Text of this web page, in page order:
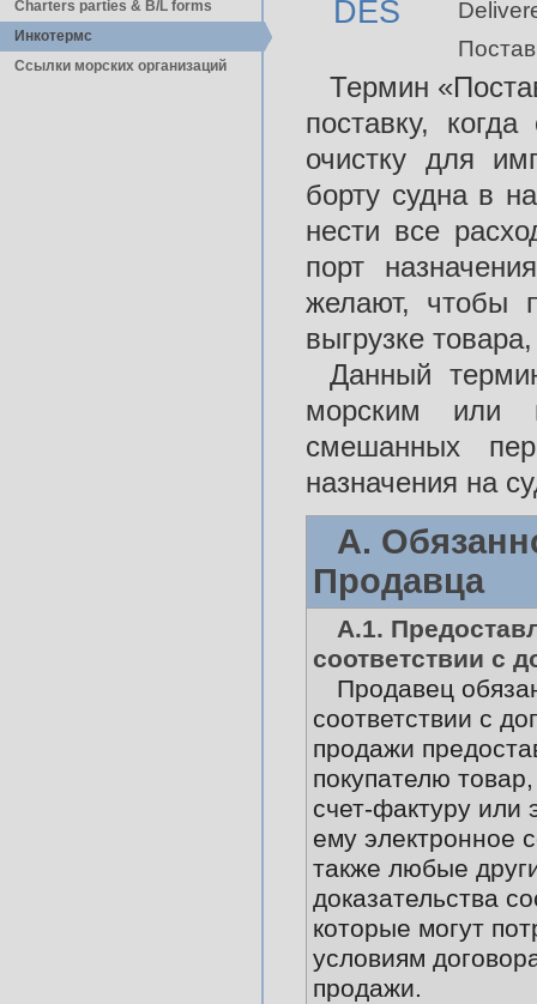
Charters parties & B/L forms
Инкотермс
Ссылки морских организаций
DES
Термин
поставку,
очистку для
борту судна в
нести все
порт
желают, чтобы
выгрузке
Данный
морским или
смешанных
назначения на
А.
Продавца
А.1.
соответствии с
Продавец
соответствии с
продажи
покупателю
счет-фактуру или
ему электронное
также любые
доказательства
которые могут
условиям
продажи.